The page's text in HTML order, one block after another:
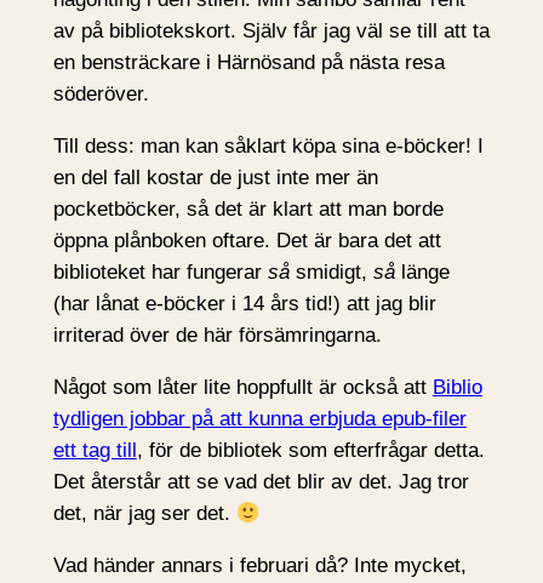
av på bibliotekskort. Själv får jag väl se till att ta
en bensträckare i Härnösand på nästa resa
söderöver.
Till dess: man kan såklart köpa sina e-böcker! I
en del fall kostar de just inte mer än
pocketböcker, så det är klart att man borde
öppna plånboken oftare. Det är bara det att
biblioteket har fungerar såsmidigt, sålänge
(har lånat e-böcker i 14 års tid!) att jag blir
irriterad över de här försämringarna.
Något som låter lite hoppfullt är också att Biblio
tydligen jobbar på att kunna erbjuda epub-filer
ett tag till, för de bibliotek som efterfrågar detta.
Det återstår att se vad det blir av det. Jag tror
det, när jag ser det.
Vad händer annars i februari då? Inte mycket,